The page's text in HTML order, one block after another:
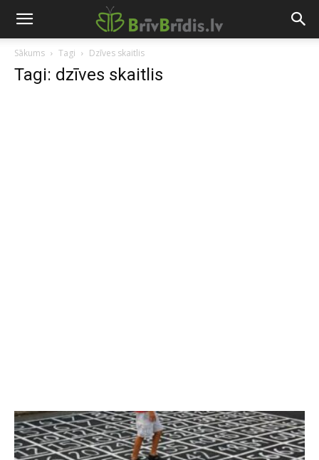
Sākums Tagi Dzīves skaitlis
Tagi: dzīves skaitlis